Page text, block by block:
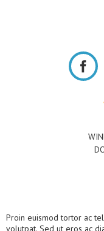
Proin euismod tortor ac
volutpat. Sed ut eros ac